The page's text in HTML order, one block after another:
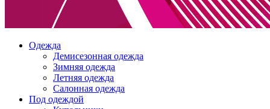
Одежда
Демисезонная одежда
Зимняя одежда
Летняя одежда
Салонная одежда
Под одеждой